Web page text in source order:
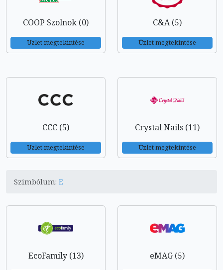
COOP Szolnok (0)
Üzlet megtekintése
C&A (5)
Üzlet megtekintése
CCC (5)
Üzlet megtekintése
Crystal Nails (11)
Üzlet megtekintése
Szimbólum: E
EcoFamily (13) eMAG (5)